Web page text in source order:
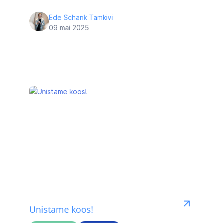
Ede Schank Tamkivi
09 mai 2025
Unistame koos!